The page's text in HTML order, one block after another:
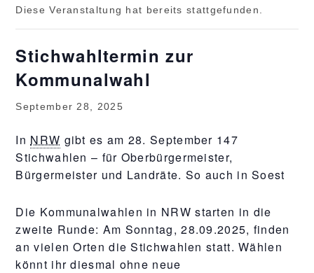
Diese Veranstaltung hat bereits stattgefunden.
Stichwahltermin zur
Kommunalwahl
September 28, 2025
In NRW gibt es am 28. September 147
Stichwahlen – für Oberbürgermeister,
Bürgermeister und Landräte. So auch in Soest
Die Kommunalwahlen in NRW starten in die
zweite Runde: Am Sonntag, 28.09.2025, finden
an vielen Orten die Stichwahlen statt. Wählen
könnt ihr diesmal ohne neue